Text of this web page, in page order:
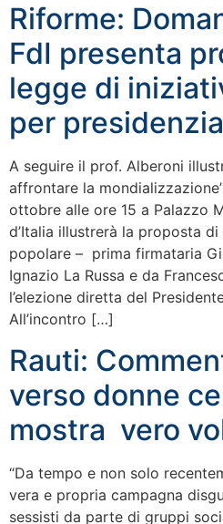
Riforme:
FdI presenta
legge di
per
A seguire il prof. Alberoni
affrontare la
ottobre alle ore 15 a Palazzo
d’Italia illustrerà la proposta
popolare – prima firmataria
Ignazio La Russa e da
l’elezione diretta del
All’incontro […]
Rauti:
verso donne
mostra vero
“Da tempo e non solo
vera e propria campagna
sessisti da parte di gruppi